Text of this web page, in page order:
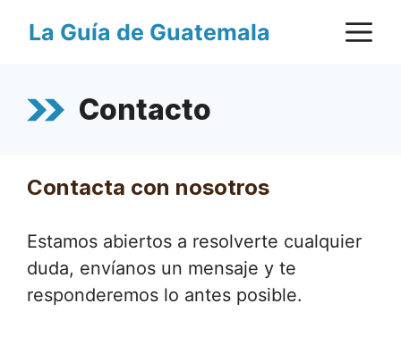
La Guía de Guatemala
Contacto
Contacta con nosotros
Estamos abiertos a resolverte cualquier
duda, envíanos un mensaje y te
responderemos lo antes posible.